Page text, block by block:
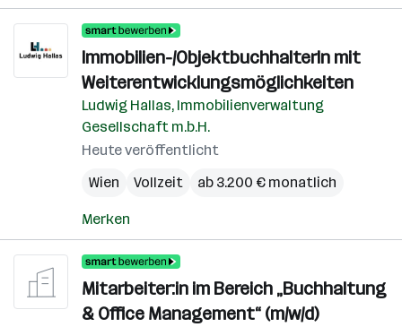
Immobilien-/ObjektbuchhalterIn mit
Weiterentwicklungsmöglichkeiten
Ludwig Hallas, Immobilienverwaltung
Gesellschaft m.b.H.
Heute veröffentlicht
Wien
Vollzeit ab 3.200 € monatlich
Merken
Mitarbeiter:in im Bereich „Buchhaltung
& Office Management“ (m/w/d)